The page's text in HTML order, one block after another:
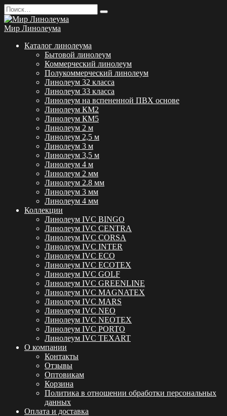
Перейти
к
содержанию
Search
for:
Мир Линолеума
Каталог линолеума
Бытовой линолеум
Коммерческий линолеум
Полукоммерческий линолеум
Линолеум 32 класса
Линолеум 33 класса
Линолеум на вспененной ПВХ основе
Линолеум КМ2
Линолеум КМ5
Линолеум 2 м
Линолеум 2,5 м
Линолеум 3 м
Линолеум 3,5 м
Линолеум 4 м
Линолеум 2 мм
Линолеум 2.8 мм
Линолеум 3 мм
Линолеум 4 мм
Коллекции
Линолеум IVC BINGO
Линолеум IVC CENTRA
Линолеум IVC CORSA
Линолеум IVC INTER
Линолеум IVC ECO
Линолеум IVC ECOTEX
Линолеум IVC GOLF
Линолеум IVC GREENLINE
Линолеум IVC MAGNATEX
Линолеум IVC MARS
Линолеум IVC NEO
Линолеум IVC NEOTEX
Линолеум IVC PORTO
Линолеум IVC TEXART
О компании
Контакты
Отзывы
Оптовикам
Корзина
Политика в отношении обработки персональных
данных
Оплата и доставка